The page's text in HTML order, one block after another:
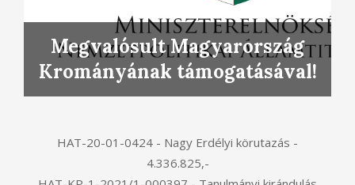
Megvalósult Magyarország
Krományának támogatásával!
HAT-20-01-0424 - Nagy Erdélyi körutazás -
4.336.825,-